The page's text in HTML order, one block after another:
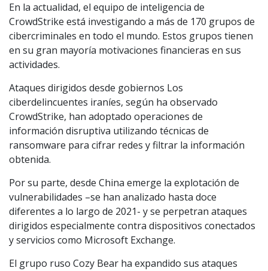
En la actualidad, el equipo de inteligencia de
CrowdStrike está investigando a más de 170 grupos de
cibercriminales en todo el mundo. Estos grupos tienen
en su gran mayoría motivaciones financieras en sus
actividades.
Ataques dirigidos desde gobiernos Los
ciberdelincuentes iraníes, según ha observado
CrowdStrike, han adoptado operaciones de
información disruptiva utilizando técnicas de
ransomware para cifrar redes y filtrar la información
obtenida.
Por su parte, desde China emerge la explotación de
vulnerabilidades –se han analizado hasta doce
diferentes a lo largo de 2021- y se perpetran ataques
dirigidos especialmente contra dispositivos conectados
y servicios como Microsoft Exchange.
El grupo ruso Cozy Bear ha expandido sus ataques